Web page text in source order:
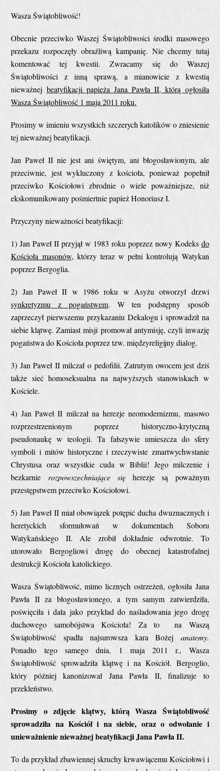
Wasza Świątobliwość!
Obecnie przeciwko Waszej Świątobliwości środki masowego
przekazu rozpoczęły obraźliwą kampanię. Nie chcemy tutaj
komentować tej kwestii. Zwracamy się do Waszej
Świątobliwości z inną sprawą, a mianowicie z kwestią
nieważnej beatyfikacji papieża Jana Pawła II, którą ogłosiła
Wasza Świątobliwość 1 maja 2011 roku.
Prosimy w imieniu wszystkich szczerych katolików o zniesienie
tej nieważnej beatyfikacji.
Jan Paweł II nie jest ani świętym, ani błogosławionym, ale
przeciwnie, jest wykluczony z kościoła, ponieważ popełnił
przeciwko Kościołowi zbrodnie o wiele poważniejsze, niż
ekskomunikowany pośmiertnie papież Honoriusz I.
Przyczyny nieważności beatyfikacji:
1) Jan Paweł II przyjął w 1983 roku poprzez nowy Kodeks do
Kościoła masonów, którzy teraz w pełni kontrolują Watykan
poprzez Bergoglia.
2) Jan Paweł II w 1986 roku w Asyżu otworzył drzwi
synkretyzmu z pogaństwem. W ten podstępny sposób
zaprzeczył pierwszemu przykazaniu Dekalogu i sprowadził na
siebie klątwę. Zamiast misji promował antymisję, czyli inwazję
pogaństwa do Kościoła poprzez tzw. międzyreligijny dialog.
3) Jan Paweł II milczał o pedofilii. Zatrutym owocem jest dziś
także sieć homoseksualna na najwyższych stanowiskach w
Kościele.
4) Jan Paweł II milczał na herezje neomodernizmu, masowo
rozprzestrzenionym poprzez historyczno-krytyczną
pseudonaukę w teologii. Ta fałszywie umieszcza do sfery
symboli i mitów historyczne i rzeczywiste zmartwychwstanie
Chrystusa oraz wszystkie cuda w Biblii! Jego milczenie i
bezkarnie rozpowszechniające sięherezje są poważnym
przestępstwem przeciwko Kościołowi.
5) Jan Paweł II miał obowiązek potępić ducha dwuznacznych i
heretyckich sformułowań w dokumentach Soboru
Watykańskiego II. Ale zrobił dokładnie odwrotnie. To
utorowało Bergogliowi drogę do obecnej katastrofalnej
destrukcji Kościoła katolickiego.
Wasza Świątobliwość, mimo licznych ostrzeżeń, ogłosiła Jana
Pawła II za błogosławionego, a tym samym zatwierdziła,
poświęciła i dała jako przykład do naśladowania jego drogę
duchowego samobójstwa Kościoła! Za to na Waszą
Świątobliwość spadła najsurowsza kara Bożej anatemy.
Ponadto tego samego dnia, 1 maja 2011 r., Wasza
Świątobliwość sprowadziła klątwę i na Kościół. Bergoglio,
który później kanonizował Jana Pawła II, finalizuje to
przekleństwo.
Prosimy o zdjęcie klątwy, którą Wasza Świątobliwość
sprowadziła na Kościół i na siebie, oraz o odwołanie i
unieważnienie nieważnej beatyfikacji Jana Pawła II.
To da przykład zbawiennej skruchy krwawiącemu Kościołowi i